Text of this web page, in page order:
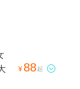
¥ 88起 